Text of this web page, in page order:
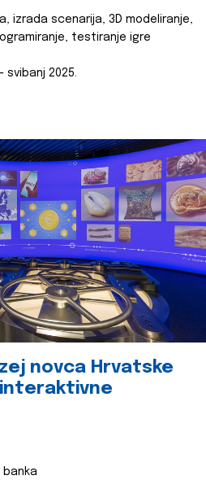
izrada scenarija, 3D modeliranje,
testiranje igre
svibanj 2025.
novca Hrvatske
banka